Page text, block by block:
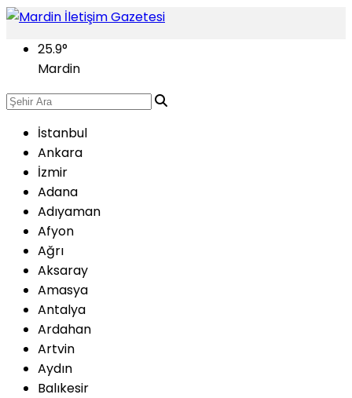
25.9°
Mardin
İstanbul
Ankara
İzmir
Adana
Adıyaman
Afyon
Ağrı
Aksaray
Amasya
Antalya
Ardahan
Artvin
Aydın
Balıkesir